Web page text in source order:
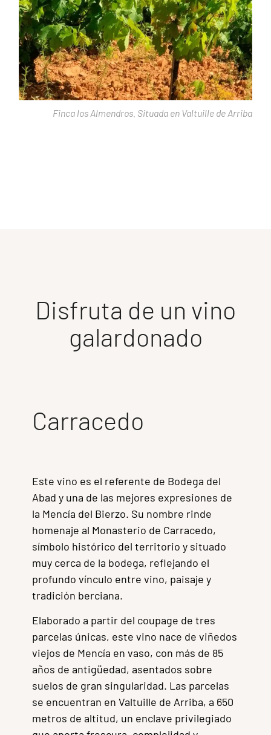
Finca los Almendros. Situada en Valtuille de Arriba
Disfruta de un vino
galardonado
Carracedo
Este vino es el referente de Bodega del
Abad y una de las mejores expresiones de
la Mencía del Bierzo. Su nombre rinde
homenaje al Monasterio de Carracedo,
símbolo histórico del territorio y situado
muy cerca de la bodega, reflejando el
profundo vínculo entre vino, paisaje y
tradición berciana.
Elaborado a partir del coupage de tres
parcelas únicas, este vino nace de viñedos
viejos de Mencía en vaso, con más de 85
años de antigüedad, asentados sobre
suelos de gran singularidad. Las parcelas
se encuentran en Valtuille de Arriba, a 650
metros de altitud, un enclave privilegiado